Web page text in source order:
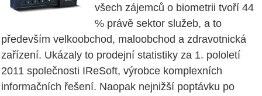
všech zájemců o biometrii tvoří 44
% právě sektor služeb, a to
především velkoobchod, maloobchod a zdravotnická
zařízení. Ukázaly to prodejní statistiky za 1. pololetí
2011 společnosti IReSoft, výrobce komplexních
informačních řešení. Naopak nejnižší poptávku po